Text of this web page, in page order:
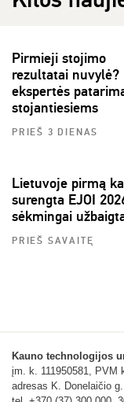
Pirmieji stojimo
rezultatai nuvylė?
ekspertės
stojantiesiems
PRIEŠ 3 DIENAS
Lietuvoje pirmą
surengta EJOI
sėkmingai
PRIEŠ SAVAITĘ
Kauno technologijos
įm. k. 111950581, PVM
adresas K. Donelaičio